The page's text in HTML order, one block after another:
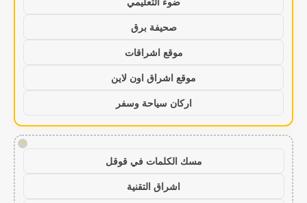
صحيفة برق
موقع اشراقات
موقع اشراق اون لاين
اركان سياحة وسفر
!
مسك الكلمات في قوقل
اشراق التقنية